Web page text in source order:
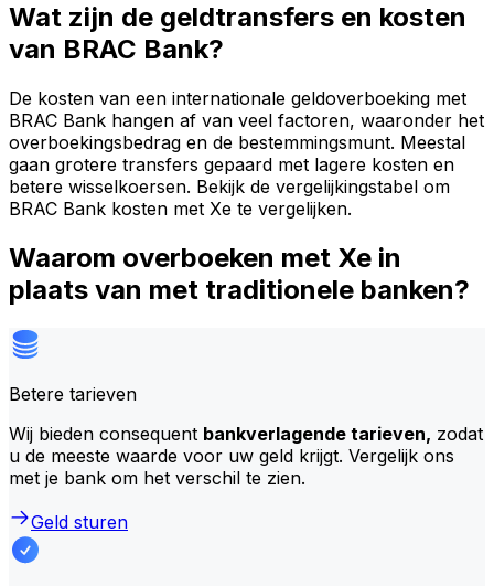
Wat zijn de geldtransfers en kosten
van BRAC Bank?
De kosten van een internationale geldoverboeking met
BRAC Bank hangen af van veel factoren, waaronder het
overboekingsbedrag en de bestemmingsmunt. Meestal
gaan grotere transfers gepaard met lagere kosten en
betere wisselkoersen. Bekijk de vergelijkingstabel om
BRAC Bank kosten met Xe te vergelijken.
Waarom overboeken met Xe in
plaats van met traditionele banken?
Betere tarieven
Wij bieden consequent bankverlagende tarieven, zodat
u de meeste waarde voor uw geld krijgt. Vergelijk ons
met je bank om het verschil te zien.
Geld sturen